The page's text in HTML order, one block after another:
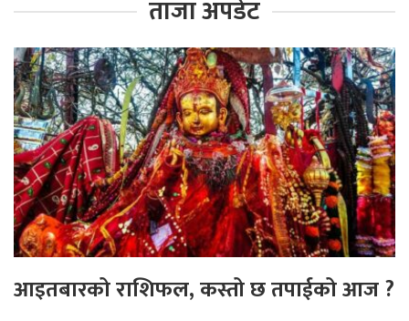
ताजा अपडेट
आइतबारको राशिफल, कस्तो छ तपाईको आज ?